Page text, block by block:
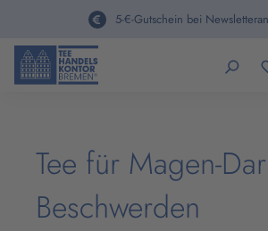
5-€-Gutschein bei
Tee für Magen-
Beschwerden